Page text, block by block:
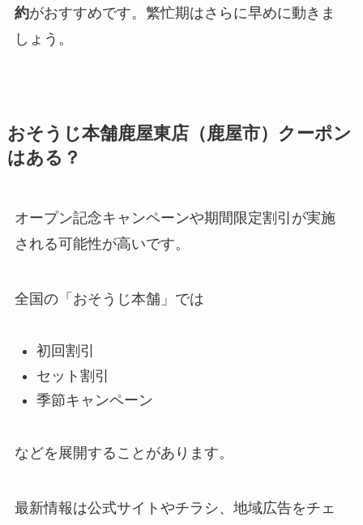
約がおすすめです。繁忙期はさらに早めに動きま
しょう。
おそうじ本舗鹿屋東店（鹿屋市）クーポン
はある？
オープン記念キャンペーンや期間限定割引が実施
される可能性が高いです。
全国の「おそうじ本舗」では
初回割引
セット割引
季節キャンペーン
などを展開することがあります。
最新情報は公式サイトやチラシ、地域広告をチェ